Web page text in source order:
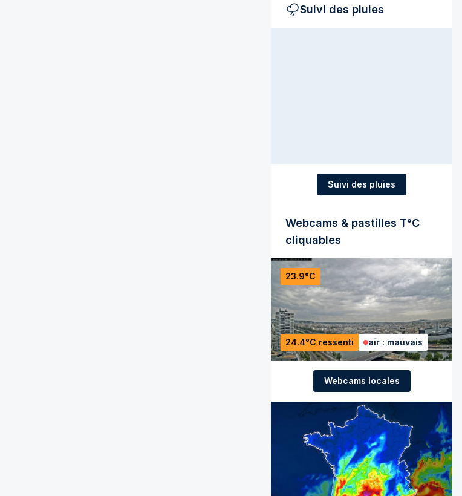
Suivi des pluies
Suivi des pluies
Webcams & pastilles T°C
cliquables
23.9°C
24.4°C ressenti air : mauvais
Webcams locales